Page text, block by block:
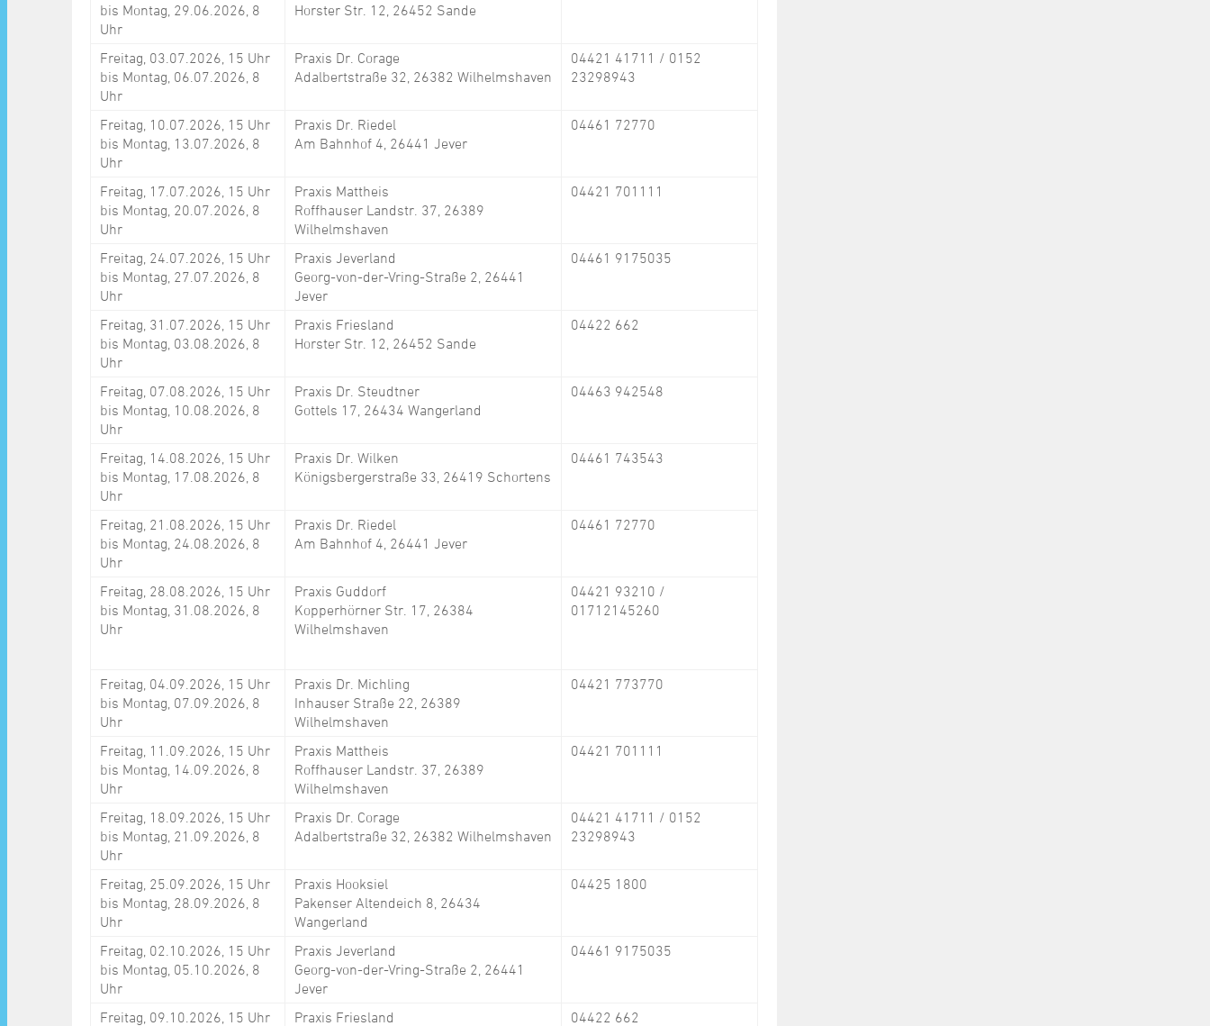
bis Montag, 29.06.2026, 8
Uhr
Horster Str. 12, 26452 Sande
Freitag, 03.07.2026, 15 Uhr
bis Montag, 06.07.2026, 8
Uhr
Praxis Dr. Corage
Adalbertstraße 32, 26382 Wilhelmshaven
04421 41711 / 0152
23298943
Freitag, 10.07.2026, 15 Uhr
bis Montag, 13.07.2026, 8
Uhr
Praxis Dr. Riedel
Am Bahnhof 4, 26441 Jever
04461 72770
Freitag, 17.07.2026, 15 Uhr
bis Montag, 20.07.2026, 8
Uhr
Praxis Mattheis
Roffhauser Landstr. 37, 26389
Wilhelmshaven
04421 701111
Freitag, 24.07.2026, 15 Uhr
bis Montag, 27.07.2026, 8
Uhr
Praxis Jeverland
Georg-von-der-Vring-Straße 2, 26441
Jever
04461 9175035
Freitag, 31.07.2026, 15 Uhr
bis Montag, 03.08.2026, 8
Uhr
Praxis Friesland
Horster Str. 12, 26452 Sande
04422 662
Freitag, 07.08.2026, 15 Uhr
bis Montag, 10.08.2026, 8
Uhr
Praxis Dr. Steudtner
Gottels 17, 26434 Wangerland
04463 942548
Freitag, 14.08.2026, 15 Uhr
bis Montag, 17.08.2026, 8
Uhr
Praxis Dr. Wilken
Königsbergerstraße 33, 26419 Schortens
04461 743543
Freitag, 21.08.2026, 15 Uhr
bis Montag, 24.08.2026, 8
Uhr
Praxis Dr. Riedel
Am Bahnhof 4, 26441 Jever
04461 72770
Freitag, 28.08.2026, 15 Uhr
bis Montag, 31.08.2026, 8
Uhr
Praxis Guddorf
Kopperhörner Str. 17, 26384
Wilhelmshaven
04421 93210 /
01712145260
Freitag, 04.09.2026, 15 Uhr
bis Montag, 07.09.2026, 8
Uhr
Praxis Dr. Michling
Inhauser Straße 22, 26389
Wilhelmshaven
04421 773770
Freitag, 11.09.2026, 15 Uhr
bis Montag, 14.09.2026, 8
Uhr
Praxis Mattheis
Roffhauser Landstr. 37, 26389
Wilhelmshaven
04421 701111
Freitag, 18.09.2026, 15 Uhr
bis Montag, 21.09.2026, 8
Uhr
Praxis Dr. Corage
Adalbertstraße 32, 26382 Wilhelmshaven
04421 41711 / 0152
23298943
Freitag, 25.09.2026, 15 Uhr
bis Montag, 28.09.2026, 8
Uhr
Praxis Hooksiel
Pakenser Altendeich 8, 26434
Wangerland
04425 1800
Freitag, 02.10.2026, 15 Uhr
bis Montag, 05.10.2026, 8
Uhr
Praxis Jeverland
Georg-von-der-Vring-Straße 2, 26441
Jever
04461 9175035
Freitag, 09.10.2026, 15 Uhr
Praxis Friesland
04422 662